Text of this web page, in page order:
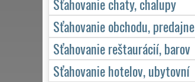
Sťahovanie obchodu, predajne
Sťahovanie reštaurácií, barov
Sťahovanie hotelov, ubytovní